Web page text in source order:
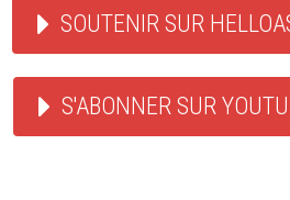
SOUTENIR SUR
S'ABONNER SUR